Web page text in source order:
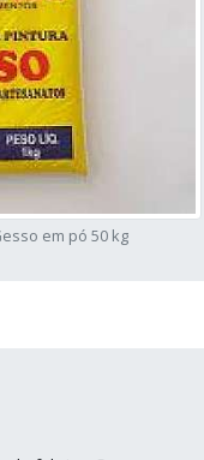
em pó 50 kg